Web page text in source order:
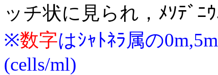
ッチ状に見られ，ﾒｿﾃﾞﾆ
※数字はｼｬﾄﾈﾗ属の
(cells/ml)